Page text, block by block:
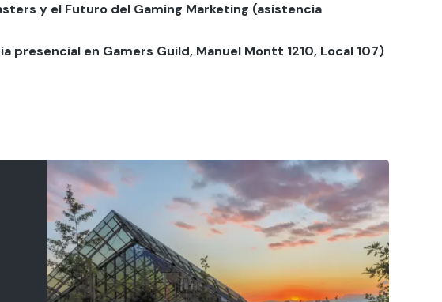
y el Futuro del Gaming Marketing (asistencia
presencial en Gamers Guild, Manuel Montt 1210, Local 107)